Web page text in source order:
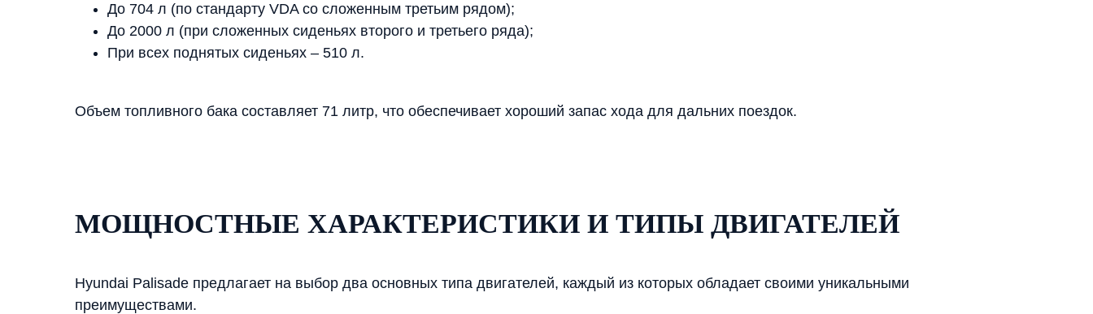
До 704 л (по стандарту VDA со сложенным третьим рядом);
До 2000 л (при сложенных сиденьях второго и третьего ряда);
При всех поднятых сиденьях – 510 л.
Объем топливного бака составляет 71 литр, что обеспечивает хороший запас хода для дальних поездок.
МОЩНОСТНЫЕ ХАРАКТЕРИСТИКИ И ТИПЫ ДВИГАТЕЛЕЙ
Hyundai Palisade предлагает на выбор два основных типа двигателей, каждый из которых обладает своими уникальными
преимуществами.